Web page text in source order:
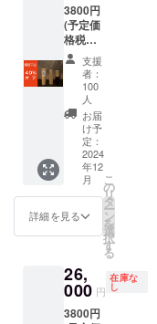
阪産業
技術研
究所
和泉セ
ンター
になり
ます。
3800円
(予定価
格税抜)
の40％
オフ
３本
セッ
ト 送
料・消
費税込
支援
者：
100
人
お届
け予
定：
2024
年12
月
詳細を見る
こ
の
リ
タ
ー
ン
を
選
択
す
る
26,
000 円
在庫な
し
3800円